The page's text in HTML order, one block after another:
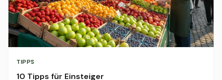
TIPPS
10 Tipps für Einsteiger